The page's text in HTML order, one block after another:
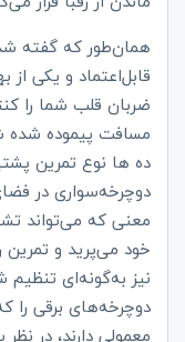
همان‌طور که گفته
قابل‌اعتماد و یکی
ضربان قلب شما را
مسافت پیموده شده
ده ها نوع تمرین
دوچرخه‌سواری در
معنی که می‌تواند
خود می‌پرید و تمرین
نیز به‌گونه‌ای
دوچرخه‌های برقی
معمولی دارند، در نظر